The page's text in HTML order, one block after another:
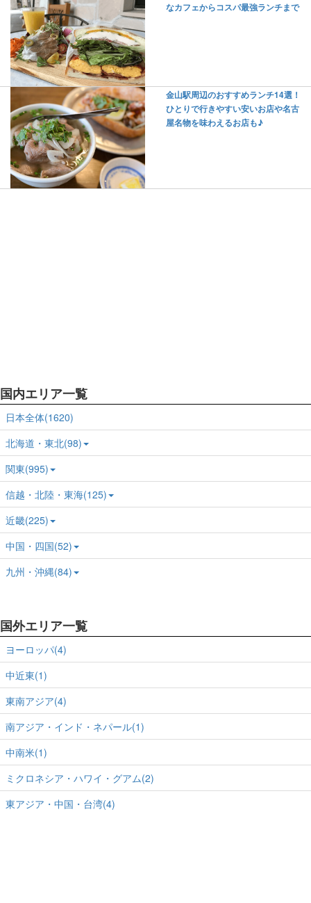
なカフェからコスパ最強ランチまで
金山駅周辺のおすすめランチ14選！
ひとりで行きやすい安いお店や名古
屋名物を味わえるお店も♪
国内エリア一覧
日本全体(1620)
北海道・東北(98)
関東(995)
信越・北陸・東海(125)
近畿(225)
中国・四国(52)
九州・沖縄(84)
国外エリア一覧
ヨーロッパ(4)
中近東(1)
東南アジア(4)
南アジア・インド・ネパール(1)
中南米(1)
ミクロネシア・ハワイ・グアム(2)
東アジア・中国・台湾(4)